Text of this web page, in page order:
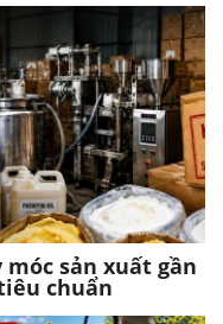
sản xuất gần
chuẩn